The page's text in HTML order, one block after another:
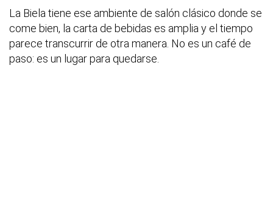
La Biela tiene ese ambiente de salón clásico donde se
come bien, la carta de bebidas es amplia y el tiempo
parece transcurrir de otra manera. No es un café de
paso: es un lugar para quedarse.